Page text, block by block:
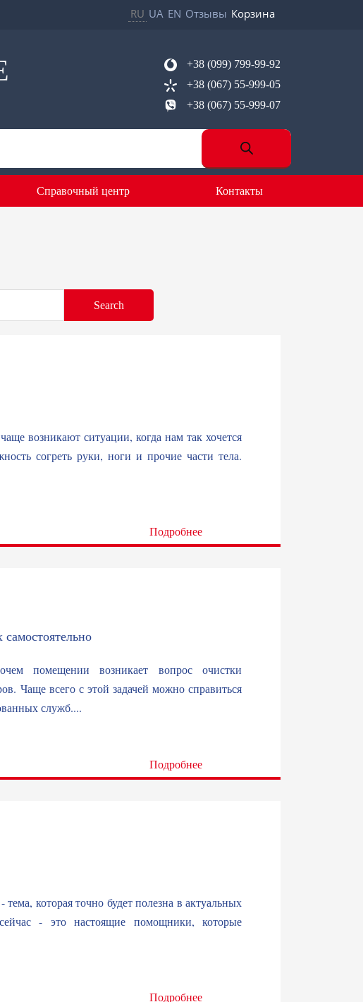
RU UA EN Отзывы Корзина
+38 (099) 799-99-92
+38 (067) 55-999-05
+38 (067) 55-999-07
Справочный центр Контакты
Search
возникают ситуации, когда нам так хочется
согреть руки, ноги и прочие части тела.
Подробнее
помещении возникает вопрос очистки
Чаще всего с этой задачей можно справиться
служб....
Подробнее
которая точно будет полезна в актуальных
- это настоящие помощники, которые
Подробнее